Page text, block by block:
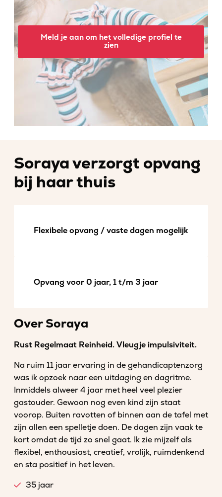
Meld je aan om het volledige profiel te
zien
Soraya verzorgt opvang
bij haar thuis
Flexibele opvang / vaste dagen mogelijk
Opvang voor 0 jaar, 1 t/m 3 jaar
Over Soraya
Rust Regelmaat Reinheid. Vleugje impulsiviteit.
Na ruim 11 jaar ervaring in de gehandicaptenzorg
was ik opzoek naar een uitdaging en dagritme.
Inmiddels alweer 4 jaar met heel veel plezier
gastouder. Gewoon nog even kind zijn staat
voorop. Buiten ravotten of binnen aan de tafel met
zijn allen een spelletje doen. De dagen zijn vaak te
kort omdat de tijd zo snel gaat. Ik zie mijzelf als
flexibel, enthousiast, creatief, vrolijk, ruimdenkend
en sta positief in het leven.
35 jaar